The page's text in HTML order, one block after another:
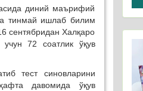
диний маърифий
тинмай ишлаб билим
сентябридан Халқаро
72 соатлик ўқув
тест синовларини
давомида ўқув